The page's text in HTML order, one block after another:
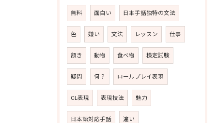
無料 面白い 日本手話独特の文法
色 嫌い 文法 レッスン 仕事
頷き 動物 食べ物 検定試験
疑問 何？ ロールプレイ表現
CL表現 表現技法 魅力
日本語対応手話 違い